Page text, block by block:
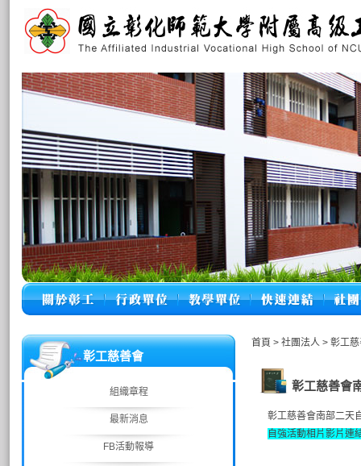
彰工慈善會
組織章程
最新消息
FB活動報導
首頁 > 社團法人 > 彰工
彰工慈善會
彰工慈善會南部二天
自強活動相片影片連